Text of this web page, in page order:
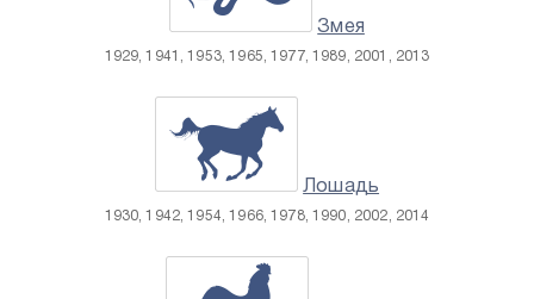
Змея
1929, 1941, 1953, 1965, 1977, 1989, 2001, 2013
Лошадь
1930, 1942, 1954, 1966, 1978, 1990, 2002, 2014